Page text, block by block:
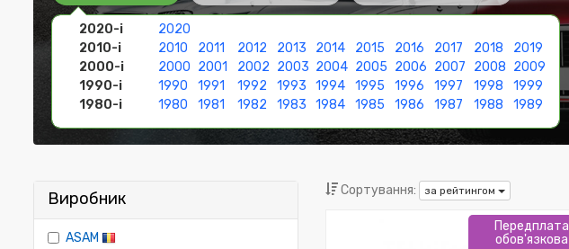
2020-і
2020
2010-і
2010 2011 2012 2013 2014 2015 2016 2017 2018
2019
2000-і
2000 2001 2002 2003 2004 2005 2006 2007 2008 2009
1990-і
1990 1991 1992 1993 1994 1995 1996 1997 1998
1999
1980-і
1980 1981 1982 1983 1984 1985 1986 1987 1988 1989
Виробник
ASAM
Сортування: за рейтингом
Передплата
обов'язкова